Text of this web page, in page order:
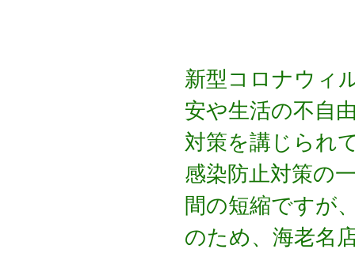
新型コロナウィ
安や生活の不自
対策を講じられ
感染防止対策の
間の短縮ですが
のため、海老名